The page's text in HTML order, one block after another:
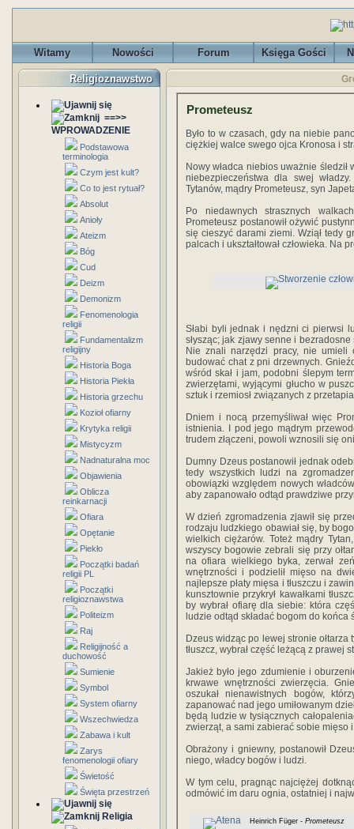
Witamy Nowości Forum Księga Gości
Religioznawstwo
==>>
WPROWADZENIE
Podstawowa
terminologia
Czym jest kult?
Co to jest rytuał?
Absolut
Anioły
Ateizm
Bóg
Cud
Deizm
Demonizm
Fenomenologia
religii
Fundamentalizm
religijny
Historia Boga
Historia Piekła
Historia grzechu
Kozioł ofiarny
Krytyka religii
Mistycyzm
Nadnaturalna moc
Objawienia
Oblicza
reinkarnacji
Ofiara
Opętanie
Piekło
Początki badań
religii PL
Początki
religioznawstwa
Politeizm
Raj
Religijność a
duchowość
Sumienie
Symbol
System ofiarny
Wszechwiedza
Zabawa i kult
Zarys
fenomenologii ofiary
Świetość
Święta przestrzeń
Religia
Prometeusz
Było to w czasach, gdy na niebie
ciężkiej walce swego ojca Kronosa i
Nowy władca niebios uważnie
niebezpieczeństwa dla swej
Tytanów, mądry Prometeusz, syn
Po niedawnych strasznych
Prometeusz postanowił ożywić
się cieszyć darami ziemi. Wziął tedy
palcach i ukształtował człowieka. Na
Słabi byli jednak i nędzni ci pierwsi
słysząc; jak zjawy senne i
Nie znali narzędzi pracy, nie umieli
budować chat z pni drzewnych.
wśród skał i jam, podobni ślepym
zwierzętami, wyjącymi głucho w
sztuk i rzemiosł związanych z
Dniem i nocą przemyśliwał więc
istnienia. I pod jego mądrym
trudem złączeni, powoli wznosili się
Dumny Dzeus postanowił jednak
tedy wszystkich ludzi na
obowiązki względem nowych
aby zapanowało odtąd prawdziwe
W dzień zgromadzenia zjawił się
rodzaju ludzkiego obawiał się, by
wielkich ciężarów. Toteż mądry
wszyscy bogowie zebrali się przy
na ofiara wielkiego byka, zerwał
wnętrzności i podzielił mięso na
najlepsze płaty mięsa i tłuszczu i
kunsztownie przykrył kawałkami
by wybrał ofiarę dla siebie: która
ludzie odtąd składać bogom do końca
Dzeus widząc po lewej stronie
tłuszcz, wybrał część leżącą z prawej
Jakież było jego zdumienie i
krwawe wnętrzności zwierzęcia.
oszukał nienawistnych bogów,
zapanować nad jego umiłowanym
będą ludzie w tysiącznych
zwierząt, a sami zabierać sobie mięso i
Obrażony i gniewny, postanowił
niego, władcy bogów i ludzi.
W tym celu, pragnąc najciężej
odmówić im daru ognia, ostatniej i
Heinrich Füger - Prometeusz